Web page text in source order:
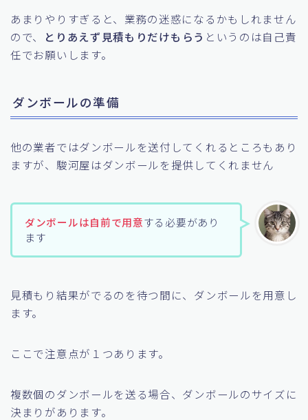
あまりやりすぎると、業務の迷惑になるかもしれません
ので、
とりあえず見積もりだけもらう というのは自己責
任でお願いします。
ダンボールの準備
他の業者ではダンボールを送付してくれるところもあり
ますが、駿河屋はダンボールを提供してくれません
ダンボールは自前で用意する必要があり
ます
見積もり結果がでるのを待つ間に、ダンボールを用意し
ます。
ここで注意点が１つあります。
複数個のダンボールを送る場合、ダンボールのサイズに
決まりがあります。